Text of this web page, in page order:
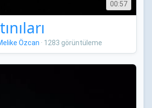
00:57
Özcan · 1283 görüntüleme